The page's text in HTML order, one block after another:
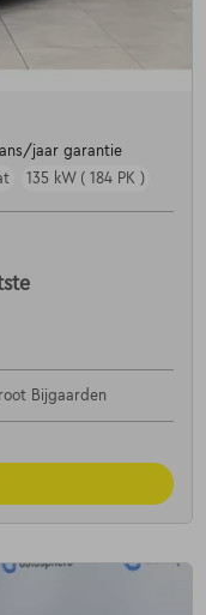
jaar garantie
135 kW ( 184 PK )
Bijgaarden